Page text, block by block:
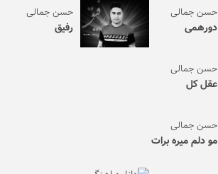
حسن جمالی
دورهمی
حسن جمالی
رفیق
حسن جمالی
عقل کل
حسن جمالی
مو دلم میره برات